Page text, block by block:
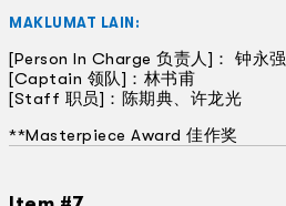
MAKLUMAT LAIN:
[Person In Charge 负责人]： 钟永强
[Captain 领队]：林书甫
[Staff 职员]：陈期典、许龙光
**Masterpiece Award 佳作奖